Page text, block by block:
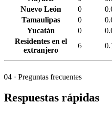
Nuevo León
0
Tamaulipas
0
Yucatán
0
Residentes en el
extranjero
6
04 · Preguntas frecuentes
Respuestas rápidas